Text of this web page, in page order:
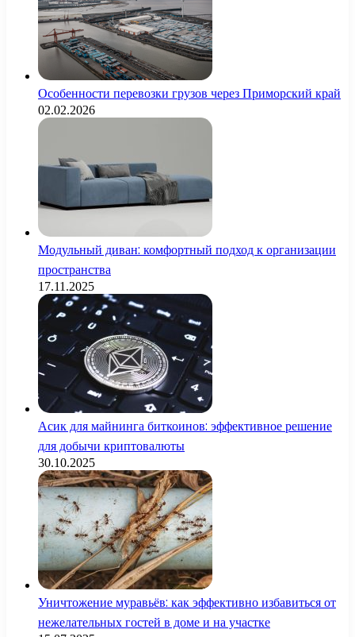
Особенности перевозки грузов через Приморский край
02.02.2026
Модульный диван: комфортный подход к организации
пространства
17.11.2025
Асик для майнинга биткоинов: эффективное решение
для добычи криптовалюты
30.10.2025
Уничтожение муравьёв: как эффективно избавиться от
нежелательных гостей в доме и на участке